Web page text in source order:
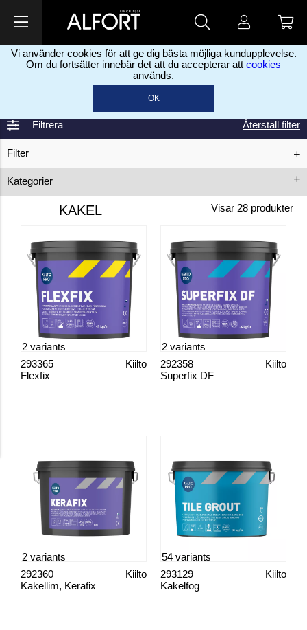
Vi använder cookies för att ge dig bästa möjliga kundupplevelse.
Om du fortsätter innebär det att du accepterar att cookies
används.
OK
Fliser
Filtrera
Filter
Kategorier
Återställ filter
KAKEL Visar 28 produkter
Flexfix
Kiilto
293365
2 variants
Superfix DF
Kiilto
292358
2 variants
Kakellim, Kerafix
Kiilto
292360
2 variants
Kakelfog
Kiilto
293129
54 variants